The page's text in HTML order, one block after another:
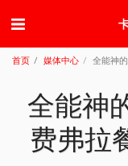
首页 媒体中心 全能神
全能神
费弗拉